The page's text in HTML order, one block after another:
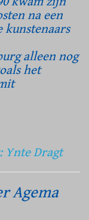
na een
kunstenaars
alleen nog
het
Ynte Dragt
Agema